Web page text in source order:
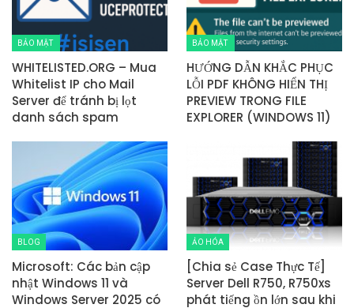
BẢO MẬT
WHITELISTED.ORG – Mua
Whitelist IP cho Mail
Server để tránh bị lọt
danh sách spam
BẢO MẬT
HƯỚNG DẪN KHẮC PHỤC
LỖI PDF KHÔNG HIỂN THỊ
PREVIEW TRONG FILE
EXPLORER (WINDOWS 11)
BLOG
Microsoft: Các bản cập
nhật Windows 11 và
Windows Server 2025 có
ẢO HÓA
[Chia sẻ Case Thực Tế]
Server Dell R750, R750xs
phát tiếng ồn lớn sau khi